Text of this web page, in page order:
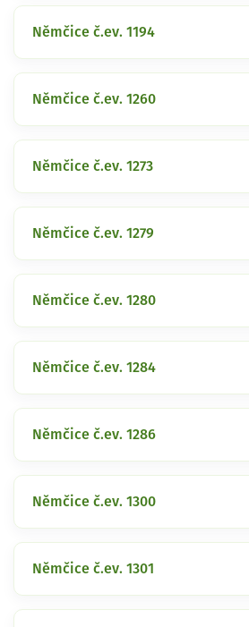
Němčice č.ev. 1194
Němčice č.ev. 1260
Němčice č.ev. 1273
Němčice č.ev. 1279
Němčice č.ev. 1280
Němčice č.ev. 1284
Němčice č.ev. 1286
Němčice č.ev. 1300
Němčice č.ev. 1301